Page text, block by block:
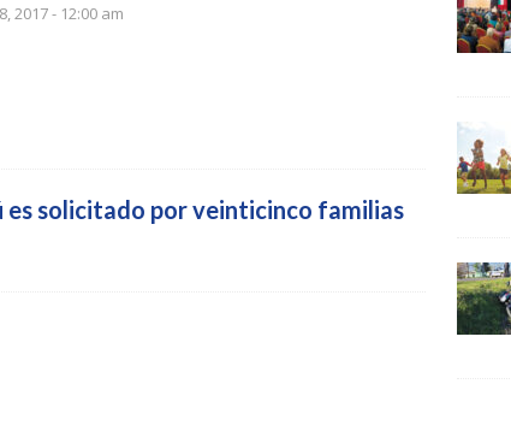
2017 - 12:00 am
es solicitado por veinticinco familias